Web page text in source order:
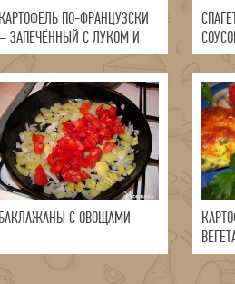
КАРТОФЕЛЬ ПО-ФРАНЦУЗСКИ
ЗАПЕЧЁННЫЙ С ЛУКОМ И
БАКЛАЖАНЫ С ОВОЩАМИ